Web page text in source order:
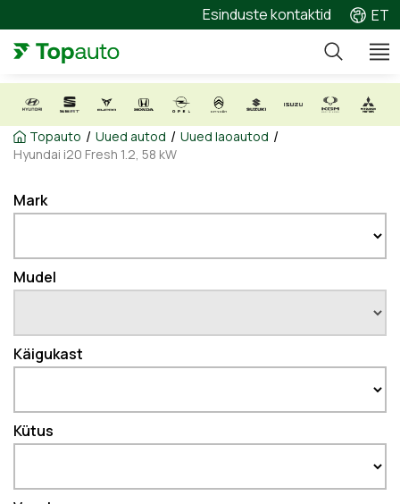
Esinduste kontaktid ET
Topauto / Uued autod / Uued laoautod /
Hyundai i20 Fresh 1.2, 58 kW
Mark
Mudel
Käigukast
Kütus